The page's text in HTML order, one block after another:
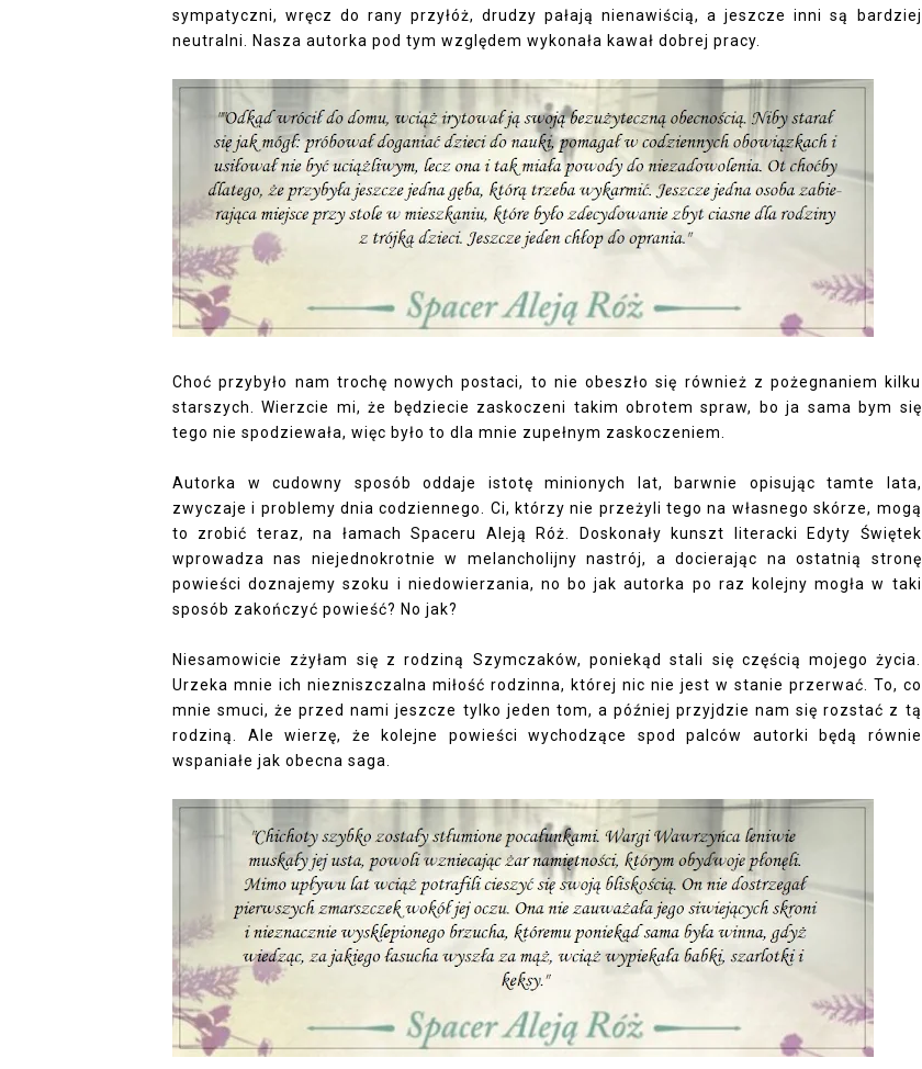
sympatyczni, wręcz do rany przyłóż, drudzy pałają nienawiścią, a jeszcze inni są bardziej
neutralni. Nasza autorka pod tym względem wykonała kawał dobrej pracy.
Choć przybyło nam trochę nowych postaci, to nie obeszło się również z pożegnaniem kilku
starszych. Wierzcie mi, że będziecie zaskoczeni takim obrotem spraw, bo ja sama bym się
tego nie spodziewała, więc było to dla mnie zupełnym zaskoczeniem.
Autorka w cudowny sposób oddaje istotę minionych lat, barwnie opisując tamte lata,
zwyczaje i problemy dnia codziennego. Ci, którzy nie przeżyli tego na własnego skórze, mogą
to zrobić teraz, na łamach Spaceru Aleją Róż. Doskonały kunszt literacki Edyty Świętek
wprowadza nas niejednokrotnie w melancholijny nastrój, a docierając na ostatnią stronę
powieści doznajemy szoku i niedowierzania, no bo jak autorka po raz kolejny mogła w taki
sposób zakończyć powieść? No jak?
Niesamowicie zżyłam się z rodziną Szymczaków, poniekąd stali się częścią mojego życia.
Urzeka mnie ich niezniszczalna miłość rodzinna, której nic nie jest w stanie przerwać. To, co
mnie smuci, że przed nami jeszcze tylko jeden tom, a później przyjdzie nam się rozstać z tą
rodziną. Ale wierzę, że kolejne powieści wychodzące spod palców autorki będą równie
wspaniałe jak obecna saga.